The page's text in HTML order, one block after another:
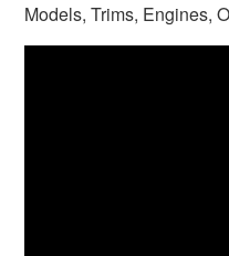
Models, Trims, Engines,